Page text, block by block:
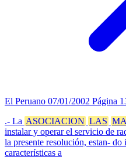
El Peruano 07/01/2002 Página
.- La ASOCIACION LAS
instalar y operar el servicio de
la presente resolución, estan-
características a